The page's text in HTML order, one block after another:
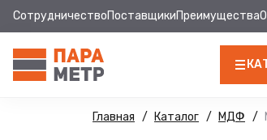
СотрудничествоПоставщикиПреимущества
Главная Каталог МДФ